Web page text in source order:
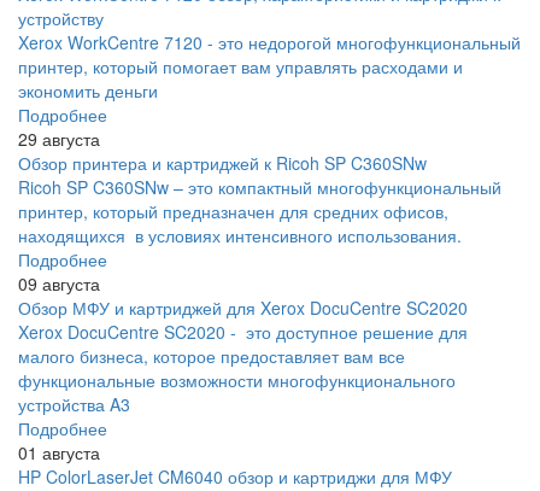
устройству
Xerox WorkCentre 7120 - это недорогой многофункциональный
принтер, который помогает вам управлять расходами и
экономить деньги
Подробнее
29 августа
Обзор принтера и картриджей к Ricoh SP C360SNw
Ricoh SP C360SNw – это компактный многофункциональный
принтер, который предназначен для средних офисов,
находящихся в условиях интенсивного использования.
Подробнее
09 августа
Обзор МФУ и картриджей для Xerox DocuCentre SC2020
Xerox DocuCentre SC2020 - это доступное решение для
малого бизнеса, которое предоставляет вам все
функциональные возможности многофункционального
устройства A3
Подробнее
01 августа
HP ColorLaserJet CM6040 обзор и картриджи для МФУ